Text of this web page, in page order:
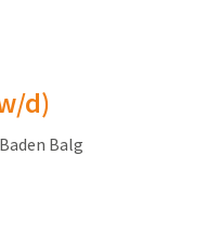
d)
Balg